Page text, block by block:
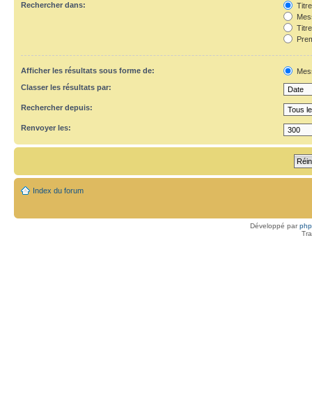
Rechercher dans:
Afficher les résultats sous forme de:
Classer les résultats par:
Rechercher depuis:
Renvoyer les:
Index du forum
Développé par